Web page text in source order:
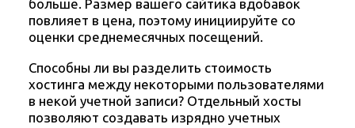
больше. Размер вашего сайтика вдобавок
повлияет в цена, поэтому инициируйте со
оценки среднемесячных посещений.
Способны ли вы разделить стоимость
хостинга между некоторыми пользователями
в некой учетной записи? Отдельный хосты
позволяют создавать изрядно учетных